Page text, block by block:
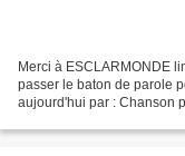
Merci à ESCLARMONDE
passer le baton de parole
aujourd'hui par : Chanson